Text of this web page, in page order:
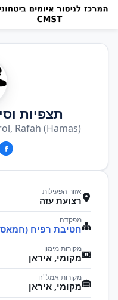
תצפיות
Rafah (Hamas)
אזור הפעילות
רצועת עזה
מפקדה
חטיבת רפיח
מקורות מימון
מקומי, איראן
מקורות אמל"ח
מקומי, איראן